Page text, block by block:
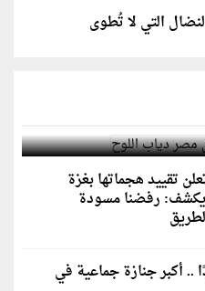
التي لا تُطوى
مصر دياب اللوح
تقييد هجماتها بغزة
يكشف: رفضنا مسودة
.. أكبر جنازة جماعية في